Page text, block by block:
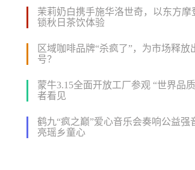
茉莉奶白携手施华洛世奇，以东方摩
锁秋日茶饮体验
区域咖啡品牌“杀疯了”，为市场释放
号？
蒙牛3.15全面开放工厂参观 “世界品
者看见
鹤九“疯之巅”爱心音乐会奏响公益强
亮瑶乡童心